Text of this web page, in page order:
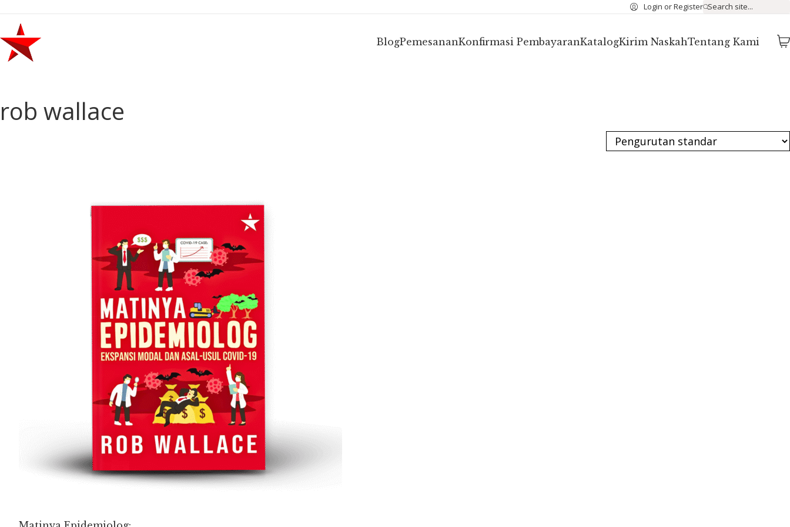
Login or Register Search site...
BlogPemesananKonfirmasi PembayaranKatalogKirim NaskahTentang Kami
rob wallace